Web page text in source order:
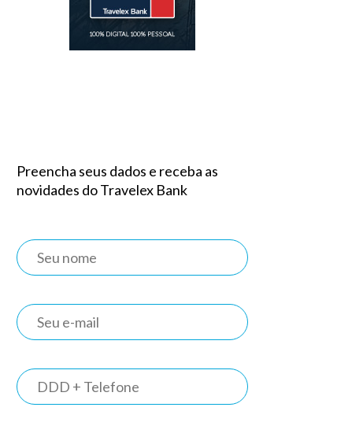
Preencha seus dados e receba as
novidades do Travelex Bank
TRAVELEX
BANK